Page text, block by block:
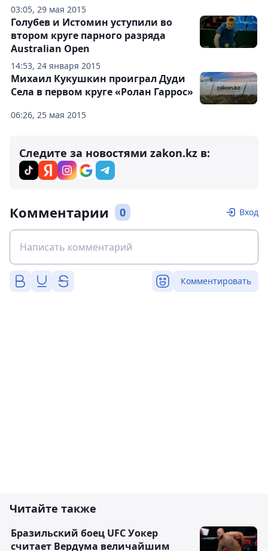
03:05, 29 мая 2015
14:53, 24 января 2015
Голубев и Истомин уступили во
втором круге парного разряда
Australian Open
06:26, 25 мая 2015
Михаил Кукушкин проиграл Дуди
Села в первом круге «Ролан Гаррос»
Следите за новостями zakon.kz в:
Комментарии 0 Вход
Комментировать
Читайте также
Бразильский боец UFC Уокер
считает Вердума величайшим